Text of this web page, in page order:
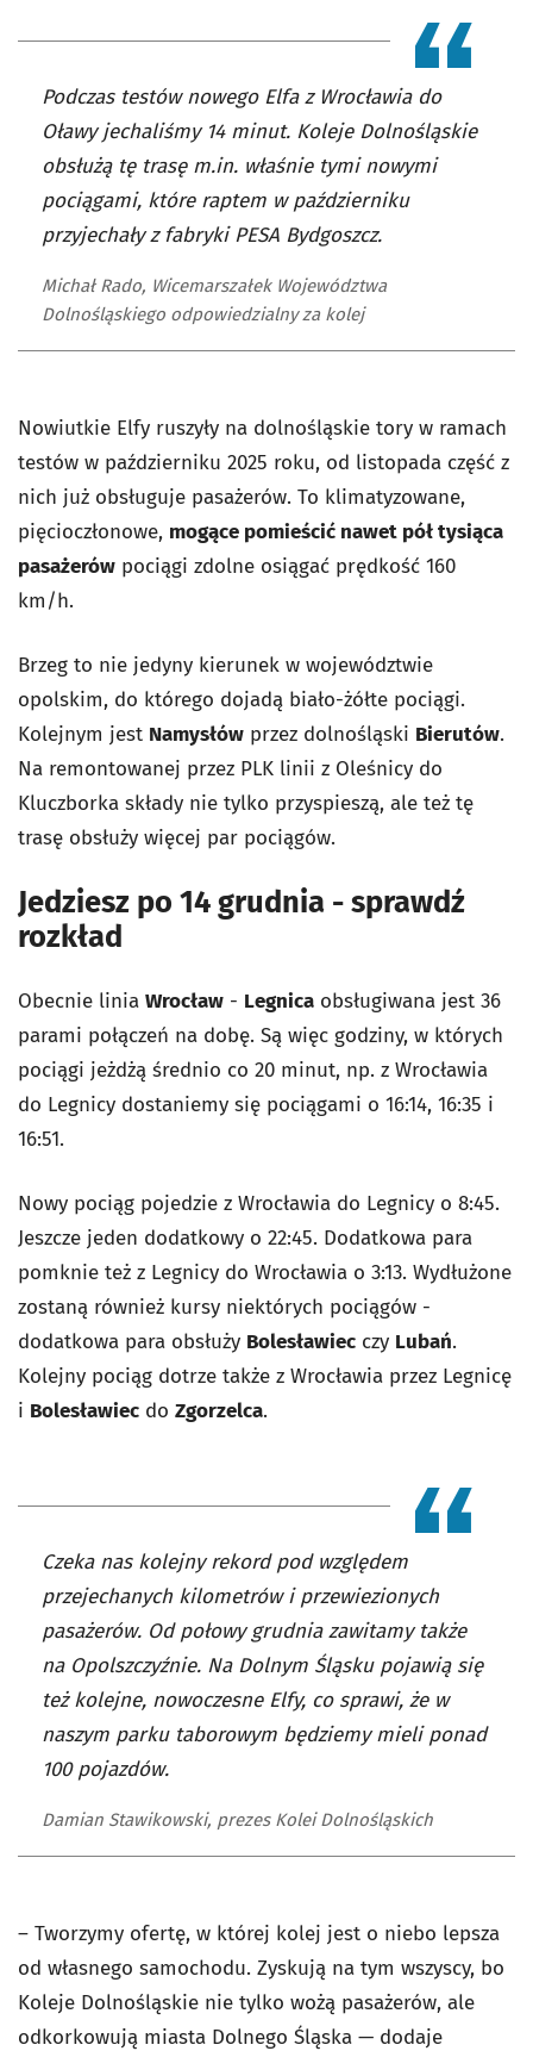
Podczas testów nowego Elfa z Wrocławia do
Oławy jechaliśmy 14 minut. Koleje Dolnośląskie
obsłużą tę trasę m.in. właśnie tymi nowymi
pociągami, które raptem w październiku
przyjechały z fabryki PESA Bydgoszcz.
Michał Rado, Wicemarszałek Województwa
Dolnośląskiego odpowiedzialny za kolej
Nowiutkie Elfy ruszyły na dolnośląskie tory w ramach
testów w październiku 2025 roku, od listopada część z
nich już obsługuje pasażerów. To klimatyzowane,
pięcioczłonowe, mogące pomieścić nawet pół tysiąca
pasażerów pociągi zdolne osiągać prędkość 160
km/h.
Brzeg to nie jedyny kierunek w województwie
opolskim, do którego dojadą biało-żółte pociągi.
Kolejnym jest Namysłów przez dolnośląski Bierutów.
Na remontowanej przez PLK linii z Oleśnicy do
Kluczborka składy nie tylko przyspieszą, ale też tę
trasę obsłuży więcej par pociągów.
Jedziesz po 14 grudnia - sprawdź
rozkład
Obecnie linia Wrocław - Legnica obsługiwana jest 36
parami połączeń na dobę. Są więc godziny, w których
pociągi jeżdżą średnio co 20 minut, np. z Wrocławia
do Legnicy dostaniemy się pociągami o 16:14, 16:35 i
16:51.
Nowy pociąg pojedzie z Wrocławia do Legnicy o 8:45.
Jeszcze jeden dodatkowy o 22:45. Dodatkowa para
pomknie też z Legnicy do Wrocławia o 3:13. Wydłużone
zostaną również kursy niektórych pociągów -
dodatkowa para obsłuży Bolesławiec czy Lubań.
Kolejny pociąg dotrze także z Wrocławia przez Legnicę
i Bolesławiec do Zgorzelca.
Czeka nas kolejny rekord pod względem
przejechanych kilometrów i przewiezionych
pasażerów. Od połowy grudnia zawitamy także
na Opolszczyźnie. Na Dolnym Śląsku pojawią się
też kolejne, nowoczesne Elfy, co sprawi, że w
naszym parku taborowym będziemy mieli ponad
100 pojazdów.
Damian Stawikowski, prezes Kolei Dolnośląskich
– Tworzymy ofertę, w której kolej jest o niebo lepsza
od własnego samochodu. Zyskują na tym wszyscy, bo
Koleje Dolnośląskie nie tylko wożą pasażerów, ale
odkorkowują miasta Dolnego Śląska — dodaje